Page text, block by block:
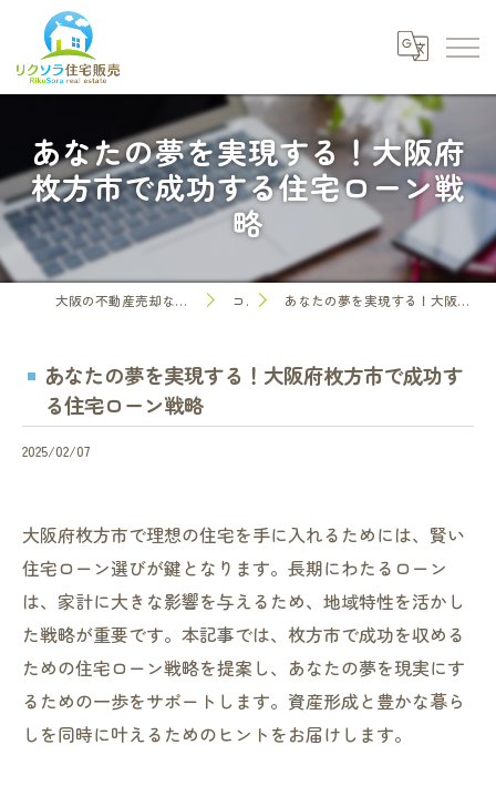
あなたの夢を実現する！大阪府
枚方市で成功する住宅ローン戦
略
大阪の不動産売却なら株式会社リクソラ住宅販売 コラム あなたの夢を実現する！大阪府枚方市で成功する住宅ローン戦略
あなたの夢を実現する！大阪府枚方市で成功す
る住宅ローン戦略
2025/02/07
大阪府枚方市で理想の住宅を手に入れるためには、賢い
住宅ローン選びが鍵となります。長期にわたるローン
は、家計に大きな影響を与えるため、地域特性を活かし
た戦略が重要です。本記事では、枚方市で成功を収める
ための住宅ローン戦略を提案し、あなたの夢を現実にす
るための一歩をサポートします。資産形成と豊かな暮ら
しを同時に叶えるためのヒントをお届けします。